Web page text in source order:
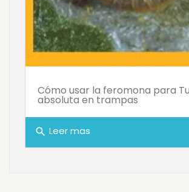
Cómo usar la feromona para
absoluta en trampas
search Leer mas